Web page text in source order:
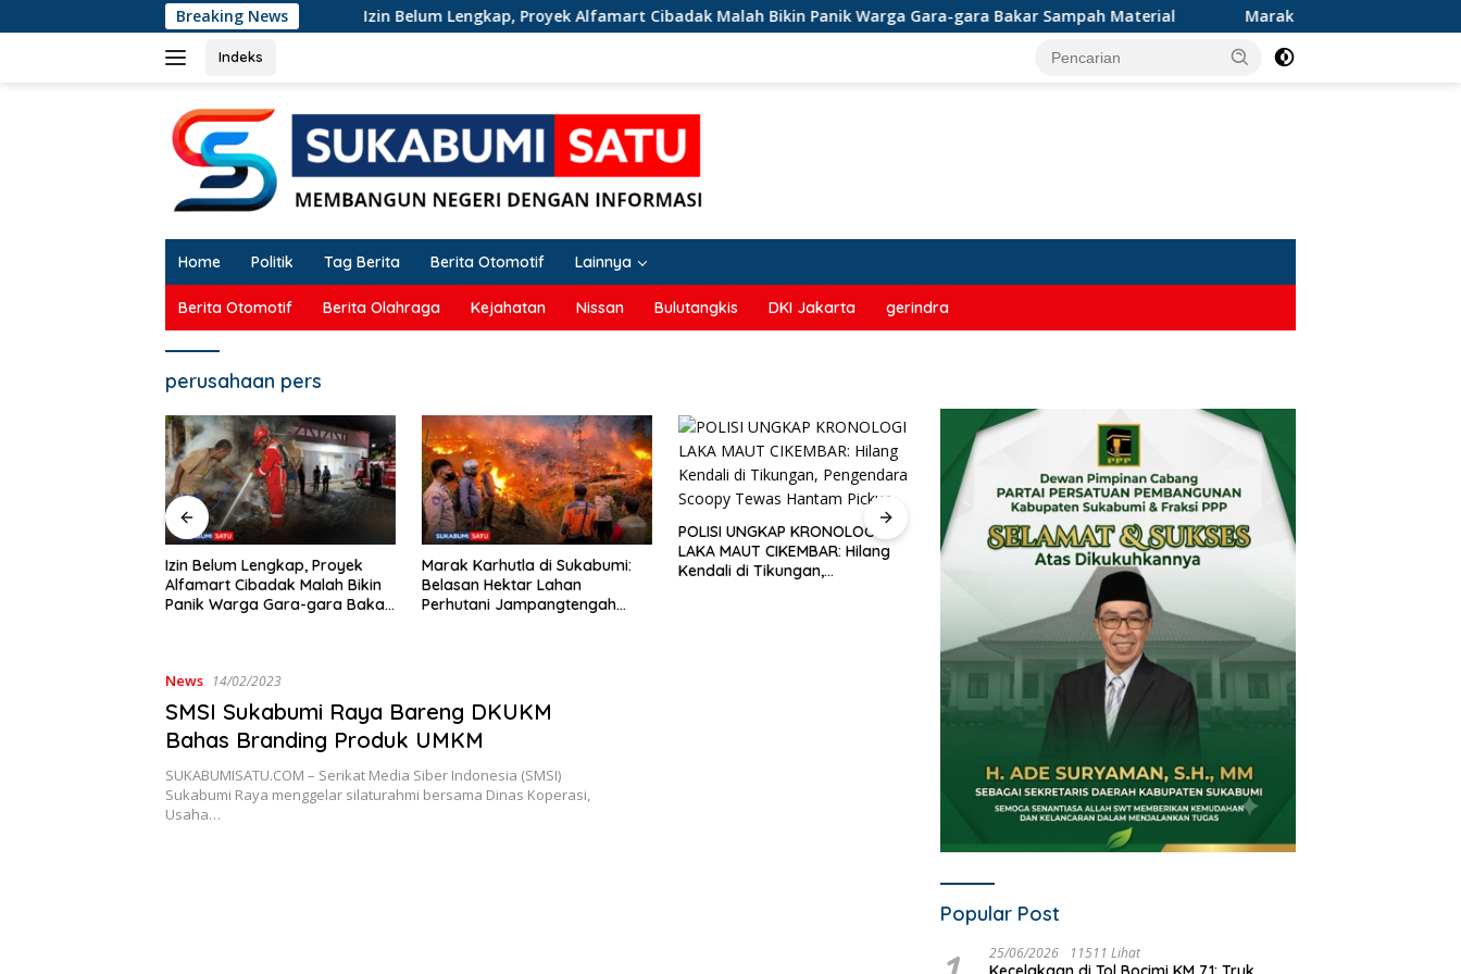
ke
Breaking News Izin Belum Lengkap, Proyek Alfamart Cibadak Malah Bikin Panik Warga Gara-gara Bakar Sampah Material Marak Karhutla di Sukabumi:
Indeks
Home Politik Tag Berita Berita Otomotif Lainnya
Berita Otomotif Berita Olahraga Kejahatan Nissan Bulutangkis DKI Jakarta gerindra
perusahaan pers
Marak Karhutla di Sukabumi:
Belasan Hektar Lahan
Perhutani Jampangtengah
POLISI UNGKAP KRONOLOGI
LAKA MAUT CIKEMBAR: Hilang
Kendali di Tikungan,
Pengendara Scoopy Tewas
Hantam Pickup
KECELAKAAN MAUT CIKEMBAR:
Kronologi Lengkap Korban
TABRAKAN MAUT DI CIKEMBAR:
Terpental dan Masuk Kolong
Mobil Sampah, Pengendara
Motor Asal Cimanggu Tewas di
Tempat
Satu Beri Apresiasi
News 14/02/2023
SMSI Sukabumi Raya Bareng DKUKM
Bahas Branding Produk UMKM
SUKABUMISATU.COM – Serikat Media Siber Indonesia (SMSI)
Sukabumi Raya menggelar silaturahmi bersama Dinas Koperasi,
Usaha…
Popular Post
25/06/2026 11511 Lihat